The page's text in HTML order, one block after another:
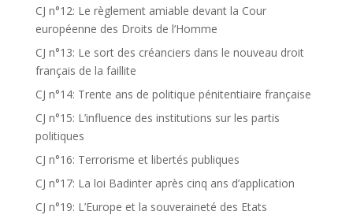
CJ n°12: Le règlement amiable devant la Cour
européenne des Droits de l’Homme
CJ n°13: Le sort des créanciers dans le nouveau droit
français de la faillite
CJ n°14: Trente ans de politique pénitentiaire française
CJ n°15: L’influence des institutions sur les partis
politiques
CJ n°16: Terrorisme et libertés publiques
CJ n°17: La loi Badinter après cinq ans d’application
CJ n°19: L’Europe et la souveraineté des Etats